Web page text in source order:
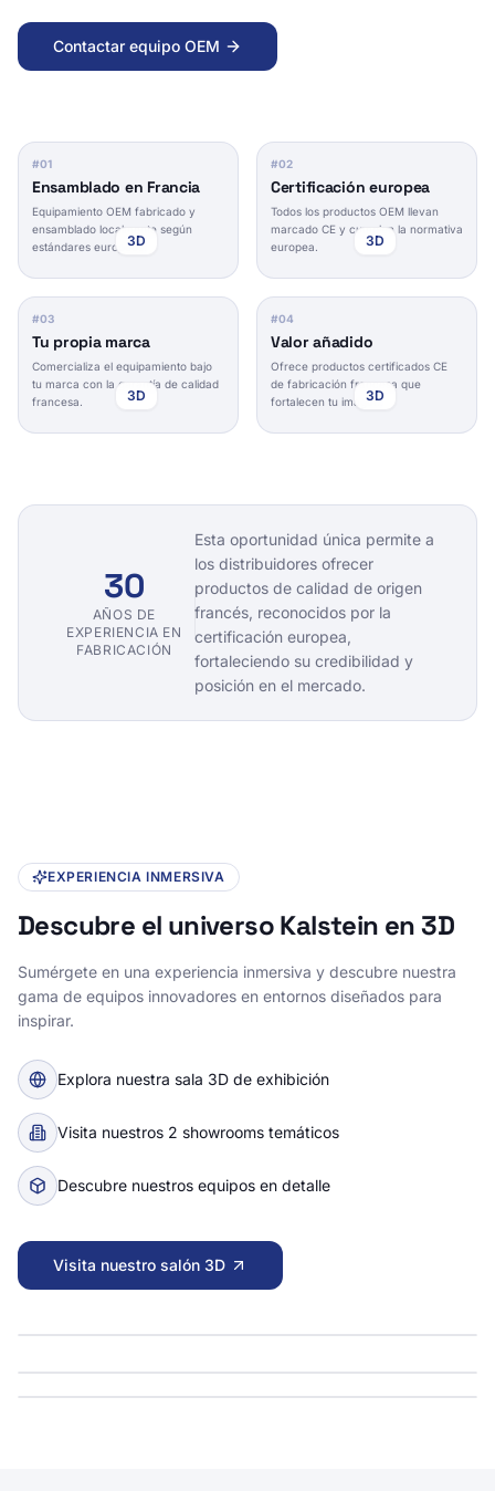
Contactar equipo OEM
#01
Ensamblado en Francia
Equipamiento OEM fabricado y
ensamblado localmente según
estándares europeos.
3D
#02
Certificación europea
Todos los productos OEM llevan
marcado CE y cumplen la normativa
europea.
3D
#03
Tu propia marca
Comercializa el equipamiento bajo
tu marca con la garantía de calidad
francesa.
3D
#04
Valor añadido
Ofrece productos certificados CE
de fabricación francesa que
fortalecen tu imagen.
3D
30
AÑOS DE
EXPERIENCIA EN
FABRICACIÓN
Esta oportunidad única permite a
los distribuidores ofrecer
productos de calidad de origen
francés, reconocidos por la
certificación europea,
fortaleciendo su credibilidad y
posición en el mercado.
EXPERIENCIA INMERSIVA
Descubre el universo Kalstein en 3D
Sumérgete en una experiencia inmersiva y descubre nuestra
gama de equipos innovadores en entornos diseñados para
inspirar.
Explora nuestra sala 3D de exhibición
Visita nuestros 2 showrooms temáticos
Descubre nuestros equipos en detalle
Visita nuestro salón 3D
3D · SHAPESPARK
Showroom Laboratorio Abrir escena